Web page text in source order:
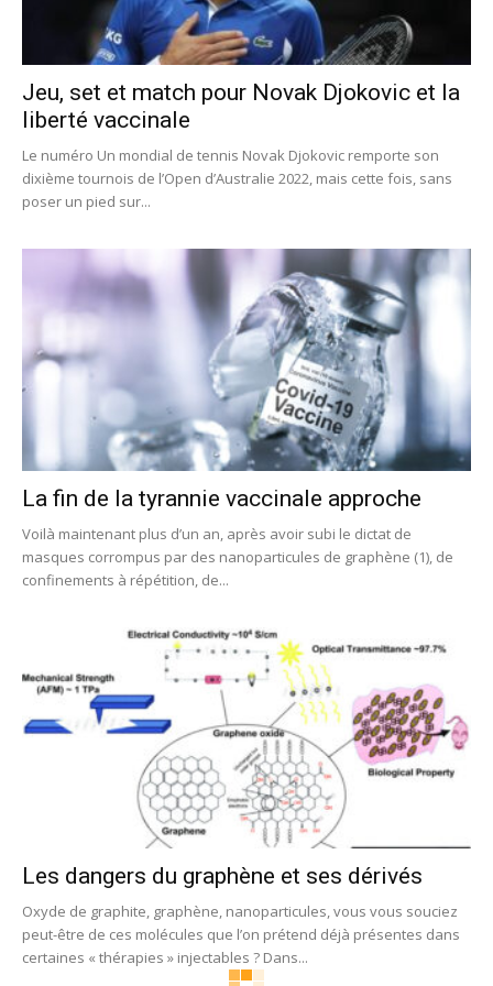
Jeu, set et match pour Novak Djokovic et la
liberté vaccinale
Le numéro Un mondial de tennis Novak Djokovic remporte son
dixième tournois de l’Open d’Australie 2022, mais cette fois, sans
poser un pied sur...
La fin de la tyrannie vaccinale approche
Voilà maintenant plus d’un an, après avoir subi le dictat de
masques corrompus par des nanoparticules de graphène (1), de
confinements à répétition, de...
Les dangers du graphène et ses dérivés
Oxyde de graphite, graphène, nanoparticules, vous vous souciez
peut-être de ces molécules que l’on prétend déjà présentes dans
certaines « thérapies » injectables ? Dans...